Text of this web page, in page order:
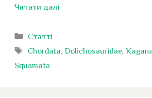
Читати далі
Категорії
Статті
Позначки
Chordata,Dolichosauridae,
Squamata